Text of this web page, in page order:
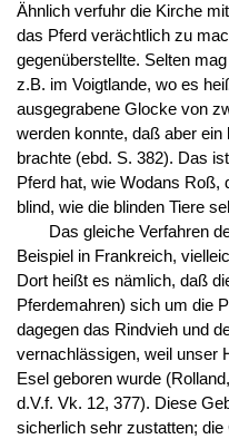
Ähnlich verfuhr die Kirche
das Pferd verächtlich zu
gegenüberstellte. Selten
z.B. im Voigtlande, wo es
ausgegrabene Glocke von
werden konnte, daß aber ein
brachte (ebd. S. 382). Das
Pferd hat, wie Wodans Roß,
blind, wie die blinden Tiere
Das gleiche Verfahren
Beispiel in Frankreich,
Dort heißt es nämlich, daß
Pferdemahren) sich um die
dagegen das Rindvieh und
vernachlässigen, weil unser
Esel geboren wurde
d.V.f. Vk. 12, 377). Diese
sicherlich sehr zustatten;